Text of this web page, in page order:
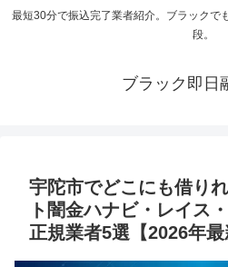
最短30分で振込完了業者紹介。ブラックで
段。
ブラック即日
宇陀市でどこにも借り
ト闇金ハナビ・レイス
正規業者5選【2026年最